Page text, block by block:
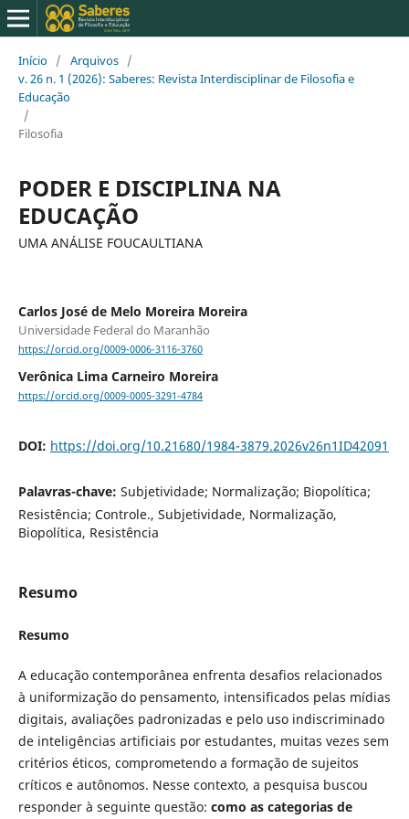
Início / Arquivos /
v. 26 n. 1 (2026): Saberes: Revista Interdisciplinar de Filosofia e
Educação
/
Filosofia
PODER E DISCIPLINA NA
EDUCAÇÃO
UMA ANÁLISE FOUCAULTIANA
Carlos José de Melo Moreira Moreira
Universidade Federal do Maranhão
https://orcid.org/0009-0006-3116-3760
Verônica Lima Carneiro Moreira
https://orcid.org/0009-0005-3291-4784
DOI: https://doi.org/10.21680/1984-3879.2026v26n1ID42091
Palavras-chave: Subjetividade; Normalização; Biopolítica;
Resistência; Controle., Subjetividade, Normalização,
Biopolítica, Resistência
Resumo
Resumo
A educação contemporânea enfrenta desafios relacionados
à uniformização do pensamento, intensificados pelas mídias
digitais, avaliações padronizadas e pelo uso indiscriminado
de inteligências artificiais por estudantes, muitas vezes sem
critérios éticos, comprometendo a formação de sujeitos
críticos e autônomos. Nesse contexto, a pesquisa buscou
responder à seguinte questão: como as categorias de